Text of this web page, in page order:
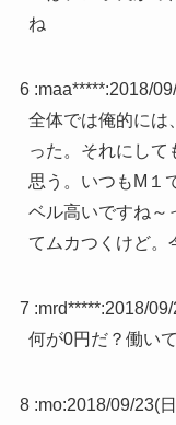
ね
6 :maa*****:2018/
全体では俺的には
った。それにして
思う。いつもM１
ベル高いですね～
てムカつくけど。
7 :mrd*****:2018/
何が0円だ？働い
8 :mo:2018/09/23(